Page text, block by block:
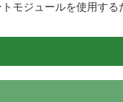
モジュールを使用す